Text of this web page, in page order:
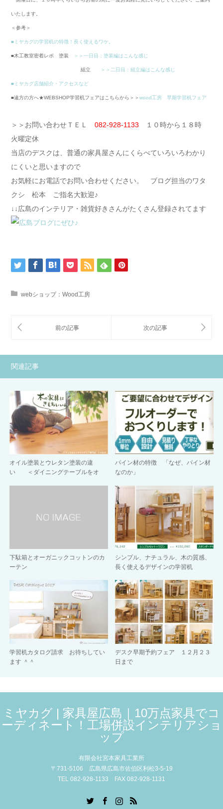
いたします。
＜参考＞
■ミヤカグの学習机の特徴！長く使えるワケ。
■木工教室密着レポ 塗装 ＞＞一日目：塗装編はこんな感じ
組立 ＞＞二日目：組立編はこんな感じ
■ミヤカグ店舗紹介・アクセスなど
■遠方の方へ★WEBSHOP学習机フェアはこちらから＞＞wood工房 早期学習机フェア
＞＞お問い合わせＴＥＬ 082-928-1133
１０時から１８時
火曜定休
当店のデスクは、普通の家具屋さんにくらべていろいろわかり
にくいと思いますので
お気軽にお電話でお問い合わせください。 ブログ担当のワタ
クシ 松本 ご指名大歓迎♪
↓↓広島のインテリア・雑貨好きさんがたくさん登録されてます
webショップ：Wood工房
関連記事
オイル塗装とウレタン塗装の違
い ＜ダイニングテーブルをオ
パイン材の特徴 「なぜ、パイン材
なのか」
下駄箱とオーガニックコットンのカ
ーテン
シンプル、ナチュラル、木の質感、
長く使えるデザインの学習机
学習机カタログ請求 お待ちしてい
ます ＾＾
デスク早期予約フェア １２月２３
日まで
ミヤカグ | 家具屋広島｜10万点家具でコ
ーディネート！工場併設インテリアショ
ップ
有限会社宮本家具工業所
〒731-5106 広島県広島市佐伯区利松3-5-19
TEL 082-928-1133 FAX 082-928-1131
RSS